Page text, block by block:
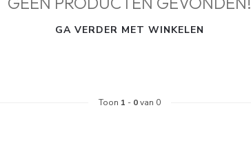
GA VERDER MET WINKELEN
Toon 1 - 0van 0